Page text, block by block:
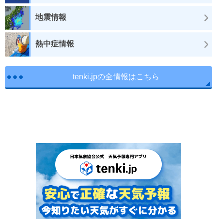
地震情報
熱中症情報
tenki.jpの全情報はこちら